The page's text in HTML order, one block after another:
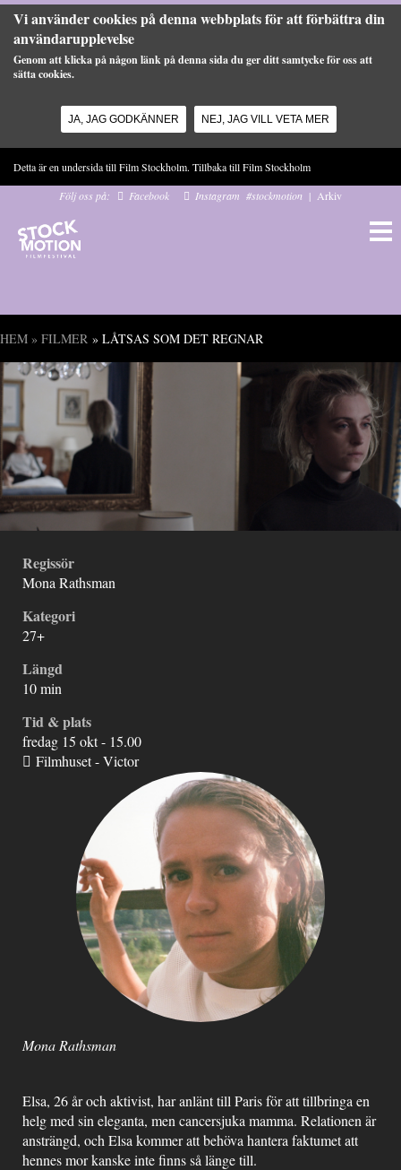
Vi använder cookies på denna webbplats för att förbättra din
användarupplevelse
Genom att klicka på någon länk på denna sida du ger ditt samtycke för oss att
sätta cookies.
JA, JAG GODKÄNNER NEJ, JAG VILL VETA MER
Detta är en undersida till Film Stockholm. Tillbaka tillFilm Stockholm
Följ oss på:
Facebook Instagram #stockmotion | Arkiv
Du är här
HEM » FILMER » LÅTSAS SOM DET REGNAR
Regissör
Mona Rathsman
Kategori
27+
Längd
10 min
Tid & plats
fredag 15 okt - 15.00
Filmhuset - Victor
Mona Rathsman
Elsa, 26 år och aktivist, har anlänt till Paris för att tillbringa en
helg med sin eleganta, men cancersjuka mamma. Relationen är
ansträngd, och Elsa kommer att behöva hantera faktumet att
hennes mor kanske inte finns så länge till.